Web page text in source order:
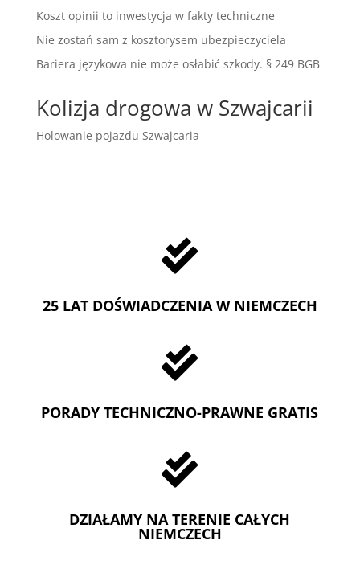
Koszt opinii to inwestycja w fakty techniczne
Nie zostań sam z kosztorysem ubezpieczyciela
Bariera językowa nie może osłabić szkody. § 249 BGB
Kolizja drogowa w Szwajcarii
Holowanie pojazdu Szwajcaria

25 LAT DOŚWIADCZENIA W NIEMCZECH

PORADY TECHNICZNO-PRAWNE GRATIS

DZIAŁAMY NA TERENIE CAŁYCH
NIEMCZECH